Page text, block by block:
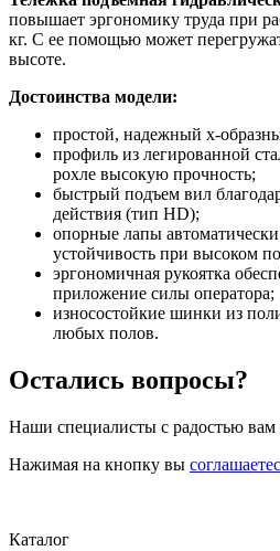
повышает эргономику труда при
кг. С ее помощью может
высоте.
Достоинства модели:
простой, надежный х-
профиль из легированной
рохле высокую прочность;
быстрый подъем вил
действия (тип HD);
опорные лапы
устойчивость при высоком
эргономичная рукоятка
приложение силы оператора;
износостойкие шинки из
любых полов.
Остались вопросы?
Наши специалисты с радостью вам
Нажимая на кнопку вы
Каталог